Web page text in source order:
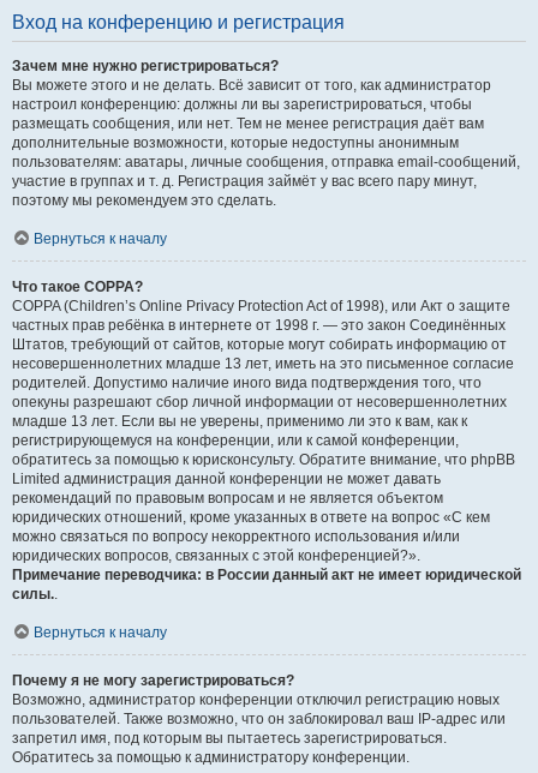
Вход на конференцию и регистрация
Зачем мне нужно регистрироваться?
Вы можете этого и не делать. Всё зависит от того, как администратор
настроил конференцию: должны ли вы зарегистрироваться, чтобы
размещать сообщения, или нет. Тем не менее регистрация даёт вам
дополнительные возможности, которые недоступны анонимным
пользователям: аватары, личные сообщения, отправка email-сообщений,
участие в группах и т. д. Регистрация займёт у вас всего пару минут,
поэтому мы рекомендуем это сделать.
Вернуться к началу
Что такое COPPA?
COPPA (Children’s Online Privacy Protection Act of 1998), или Акт о защите
частных прав ребёнка в интернете от 1998 г. — это закон Соединённых
Штатов, требующий от сайтов, которые могут собирать информацию от
несовершеннолетних младше 13 лет, иметь на это письменное согласие
родителей. Допустимо наличие иного вида подтверждения того, что
опекуны разрешают сбор личной информации от несовершеннолетних
младше 13 лет. Если вы не уверены, применимо ли это к вам, как к
регистрирующемуся на конференции, или к самой конференции,
обратитесь за помощью к юрисконсульту. Обратите внимание, что phpBB
Limited администрация данной конференции не может давать
рекомендаций по правовым вопросам и не является объектом
юридических отношений, кроме указанных в ответе на вопрос «С кем
можно связаться по вопросу некорректного использования и/или
юридических вопросов, связанных с этой конференцией?».
Примечание переводчика: в России данный акт не имеет юридической
силы..
Вернуться к началу
Почему я не могу зарегистрироваться?
Возможно, администратор конференции отключил регистрацию новых
пользователей. Также возможно, что он заблокировал ваш IP-адрес или
запретил имя, под которым вы пытаетесь зарегистрироваться.
Обратитесь за помощью к администратору конференции.